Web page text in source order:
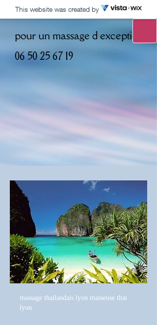
This website was created by
pour un massage d exception
06 50 25 67 19
massage thailandais lyon masseuse thai
lyon